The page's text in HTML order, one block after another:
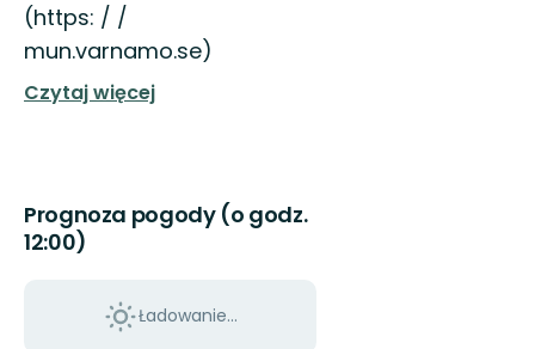
(https: / /
mun.varnamo.se)
Czytaj więcej
Prognoza pogody (o godz.
12:00)
Ładowanie...